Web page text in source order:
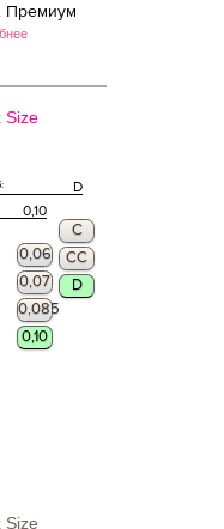
Премиум
Size
D
0,10
C
CC
D
0,06
0,07
0,085
0,10
Size